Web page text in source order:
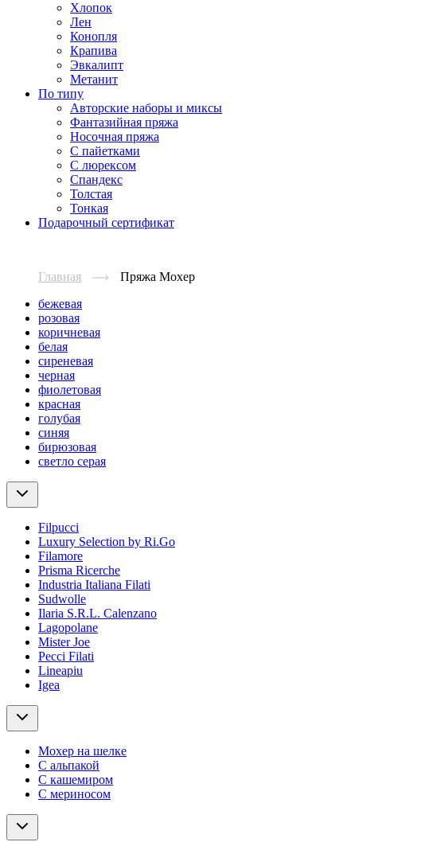
Хлопок
Лен
Конопля
Крапива
Эвкалипт
Метанит
По типу
Авторские наборы и миксы
Фантазийная пряжа
Носочная пряжа
С пайетками
С люрексом
Спандекс
Толстая
Тонкая
Подарочный сертификат
Главная
Пряжа Мохер
бежевая
розовая
коричневая
белая
сиреневая
черная
фиолетовая
красная
голубая
синяя
бирюзовая
светло серая
Filpucci
Luxury Selection by Ri.Go
Filamore
Prisma Ricerche
Industria Italiana Filati
Sudwolle
Ilaria S.R.L. Calenzano
Lagopolane
Mister Joe
Pecci Filati
Lineapiu
Igea
Мохер на шелке
С альпакой
С кашемиром
С мериносом